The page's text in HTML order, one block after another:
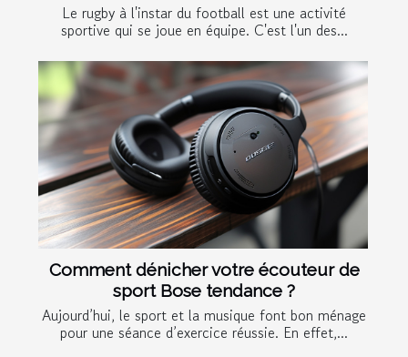
Le rugby à l'instar du football est une activité
sportive qui se joue en équipe. C'est l'un des...
Comment dénicher votre écouteur de
sport Bose tendance ?
Aujourd’hui, le sport et la musique font bon ménage
pour une séance d’exercice réussie. En effet,...